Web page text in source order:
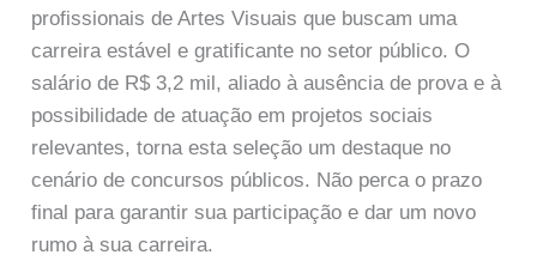
profissionais de Artes Visuais que buscam uma
carreira estável e gratificante no setor público. O
salário de R$ 3,2 mil, aliado à ausência de prova e à
possibilidade de atuação em projetos sociais
relevantes, torna esta seleção um destaque no
cenário de concursos públicos. Não perca o prazo
final para garantir sua participação e dar um novo
rumo à sua carreira.